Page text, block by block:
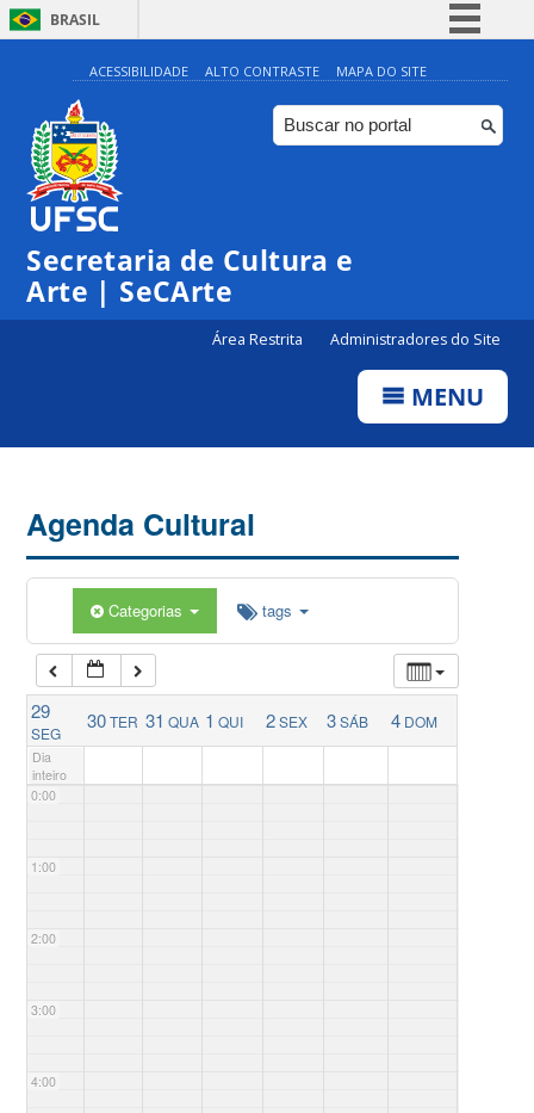
BRASIL
Simplifique!
Comunica BR
Participe
ACESSIBILIDADE ALTO CONTRASTE MAPA DO SITE
Secretaria de Cultura e
Arte | SeCArte
Área Restrita Administradores do Site
MENU
Agenda Cultural
Categorias tags
29
SEG
30TER 31 QUA 1 QUI 2SEX 3SÁB 4 DOM
Dia
inteiro
0:00
1:00
2:00
3:00
4:00